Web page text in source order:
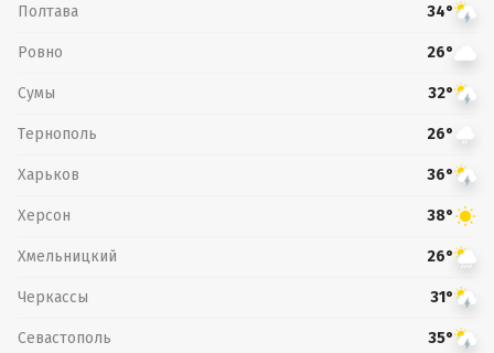
Полтава 34°
Ровно 26°
Сумы 32°
Тернополь 26°
Харьков 36°
Херсон 38°
Хмельницкий 26°
Черкассы 31°
Севастополь 35°